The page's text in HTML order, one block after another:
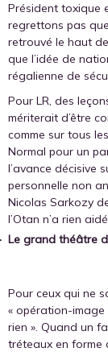
Président toxique
regrettons pas
retrouvé le haut
que l’idée de
régalienne de
Pour LR, des
mériterait d’être
comme sur tous
Normal pour un
l’avance décisive
personnelle non
Nicolas Sarkozy
l’Otan n’a rien
Le grand théâtre
Pour ceux qui ne
« opération-image
rien ». Quand un
tréteaux en forme